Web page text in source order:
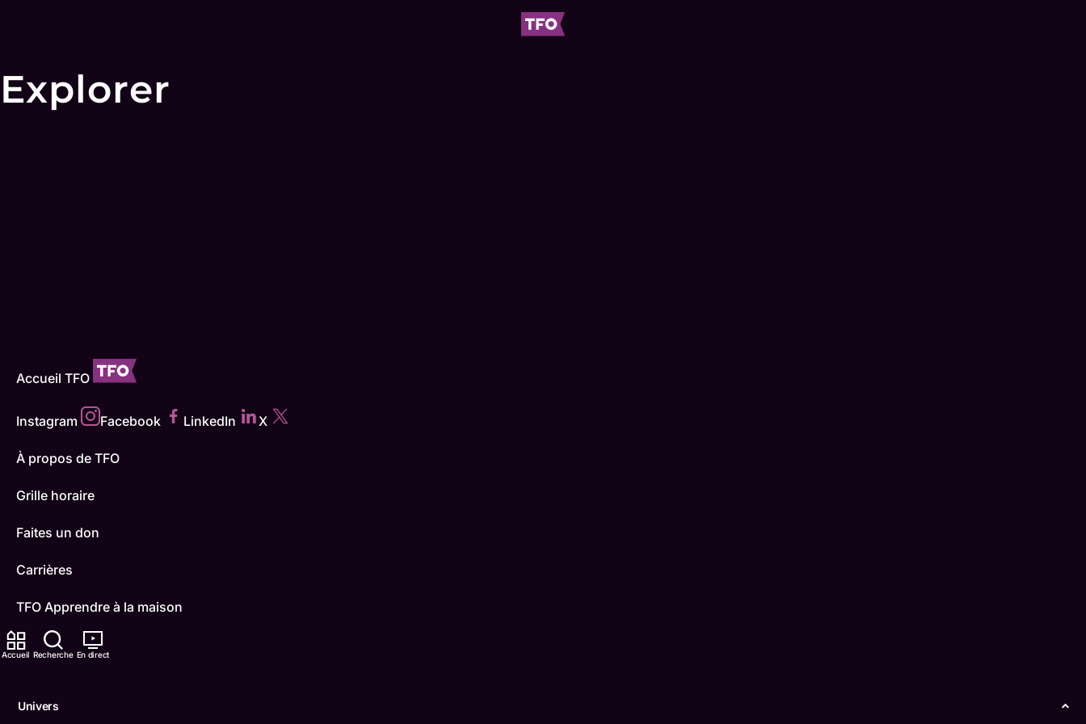
Accueil Recherche En direct
Univers
Explorer
Accueil TFO
Instagram Facebook LinkedIn X
À propos de TFO
Grille horaire
Faites un don
Carrières
TFO Apprendre à la maison
Comment nous capter